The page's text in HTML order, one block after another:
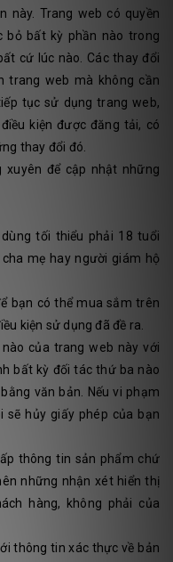
này. Trang web có quyền
bỏ bất kỳ phần nào trong
cứ lúc nào. Các thay đổi
trang web mà không cần
tục sử dụng trang web,
kiện được đăng tải, có
thay đổi đó.
xuyên để cập nhật những
tối thiểu phải 18 tuổi
mẹ hay người giám hộ
bạn có thể mua sắm trên
kiện sử dụng đã đề ra.
của trang web này với
bất kỳ đối tác thứ ba nào
văn bản. Nếu vi phạm
sẽ hủy giấy phép của bạn
thông tin sản phẩm chứ
những nhận xét hiển thị
hàng, không phải của
thông tin xác thực về bản